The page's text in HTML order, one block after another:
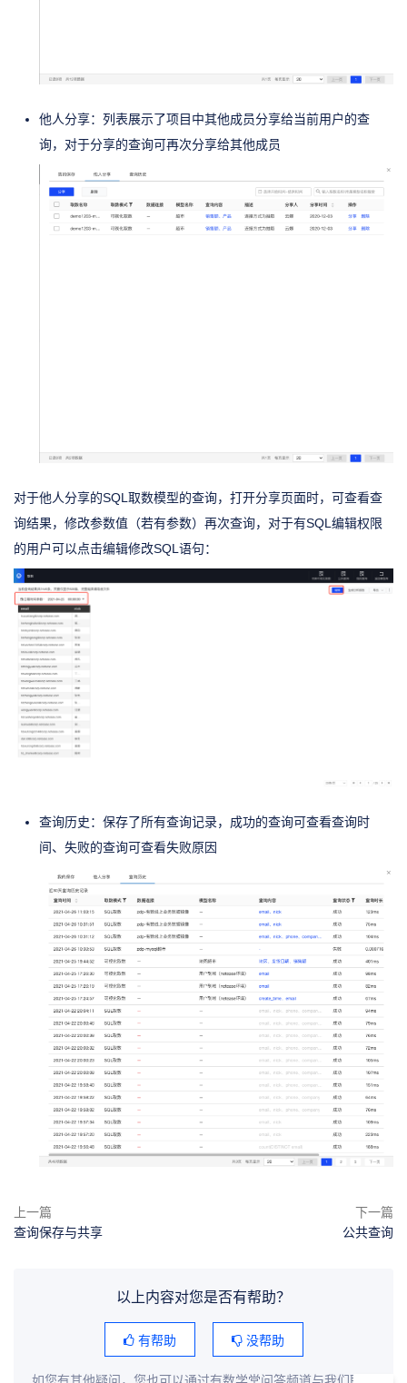
他人分享：列表展示了项目中其他成员分享给当前用户的查
询，对于分享的查询可再次分享给其他成员
对于他人分享的SQL取数模型的查询，打开分享页面时，可查看查
询结果，修改参数值（若有参数）再次查询，对于有SQL编辑权限
的用户可以点击编辑修改SQL语句：
查询历史：保存了所有查询记录，成功的查询可查看查询时
间、失败的查询可查看失败原因
上一篇
查询保存与共享
下一篇
公共查询
以上内容对您是否有帮助？
有帮助 没帮助